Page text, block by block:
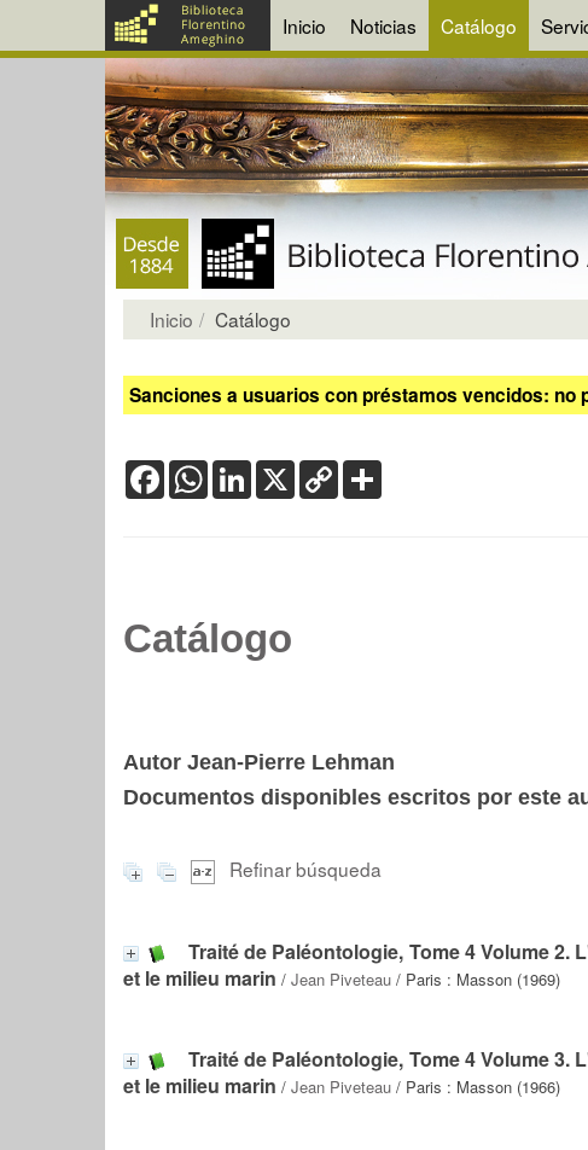
Inicio Noticias Catálogo
Inicio Catálogo
Sanciones a usuarios con préstamos vencidos:
FacebookWhatsApp
LinkedIn
X Copy
Link
Catálogo
Autor Jean-Pierre Lehman
Documentos disponibles escritos por este
Refinar búsqueda
Traité de Paléontologie, Tome 4 Volume
et le milieu marin / Jean Piveteau / Paris : Masson (1969)
Traité de Paléontologie, Tome 4 Volume
et le milieu marin / Jean Piveteau / Paris : Masson (1966)